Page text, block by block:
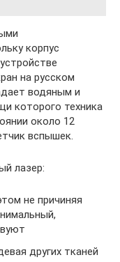
корпус
на русском
водяным и
которого техника
около 12
вспышек.
лазер:
не причиняя
других тканей